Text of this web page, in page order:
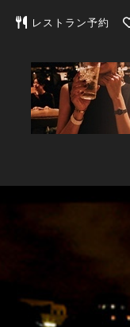
東京カレンダー | 最
レストラン予約